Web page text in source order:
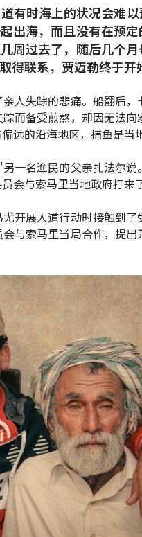
有时海上的状况会难
出海，而且没有在预定
周过去了，随后几个
得联系，贾迈勒终于开
人失踪的悲痛。船翻后，
而备受煎熬，却因无法
远的沿海地区，捕鱼是当
一名渔民的父亲扎法尔说
会与索马里当地政府打来
开展人道行动时接触到了
与索马里当局合作，提出